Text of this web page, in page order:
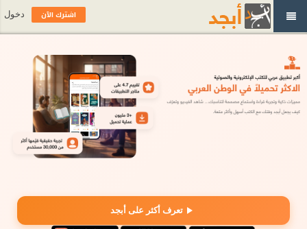
تعرف أكثر على أبجد
اشترك الآن دخول